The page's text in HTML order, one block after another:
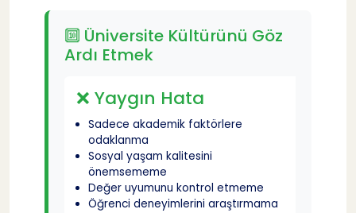
🔟 Üniversite Kültürünü Göz
Ardı Etmek
❌ Yaygın Hata
Sadece akademik faktörlere
odaklanma
Sosyal yaşam kalitesini
önemsememe
Değer uyumunu kontrol etmeme
Öğrenci deneyimlerini araştırmama